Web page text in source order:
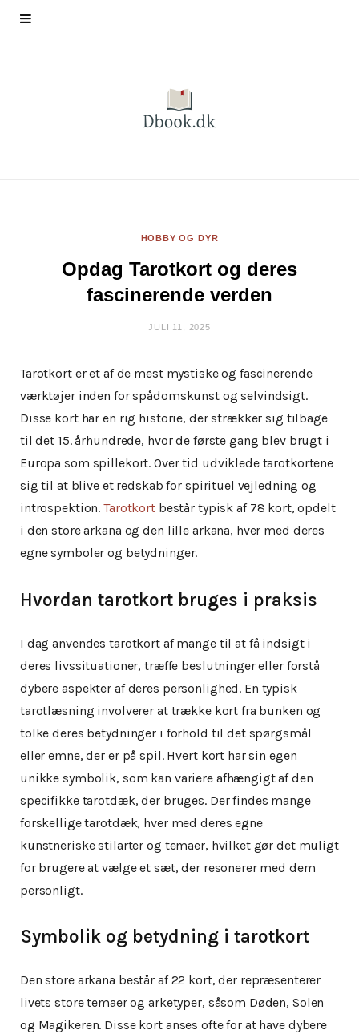
HOBBY OG DYR
Opdag Tarotkort og deres
fascinerende verden
JULI 11, 2025
Tarotkort er et af de mest mystiske og fascinerende
værktøjer inden for spådomskunst og selvindsigt.
Disse kort har en rig historie, der strækker sig tilbage
til det 15. århundrede, hvor de første gang blev brugt i
Europa som spillekort. Over tid udviklede tarotkortene
sig til at blive et redskab for spirituel vejledning og
introspektion.Tarotkortbestår typisk af 78 kort, opdelt
i den store arkana og den lille arkana, hver med deres
egne symboler og betydninger.
Hvordan tarotkort bruges i praksis
I dag anvendes tarotkort af mange til at få indsigt i
deres livssituationer, træffe beslutninger eller forstå
dybere aspekter af deres personlighed. En typisk
tarotlæsning involverer at trække kort fra bunken og
tolke deres betydninger i forhold til det spørgsmål
eller emne, der er på spil. Hvert kort har sin egen
unikke symbolik, som kan variere afhængigt af den
specifikke tarotdæk, der bruges. Der findes mange
forskellige tarotdæk, hver med deres egne
kunstneriske stilarter og temaer, hvilket gør det muligt
for brugere at vælge et sæt, der resonerer med dem
personligt.
Symbolik og betydning i tarotkort
Den store arkana består af 22 kort, der repræsenterer
livets store temaer og arketyper, såsom Døden, Solen
og Magikeren. Disse kort anses ofte for at have dybere